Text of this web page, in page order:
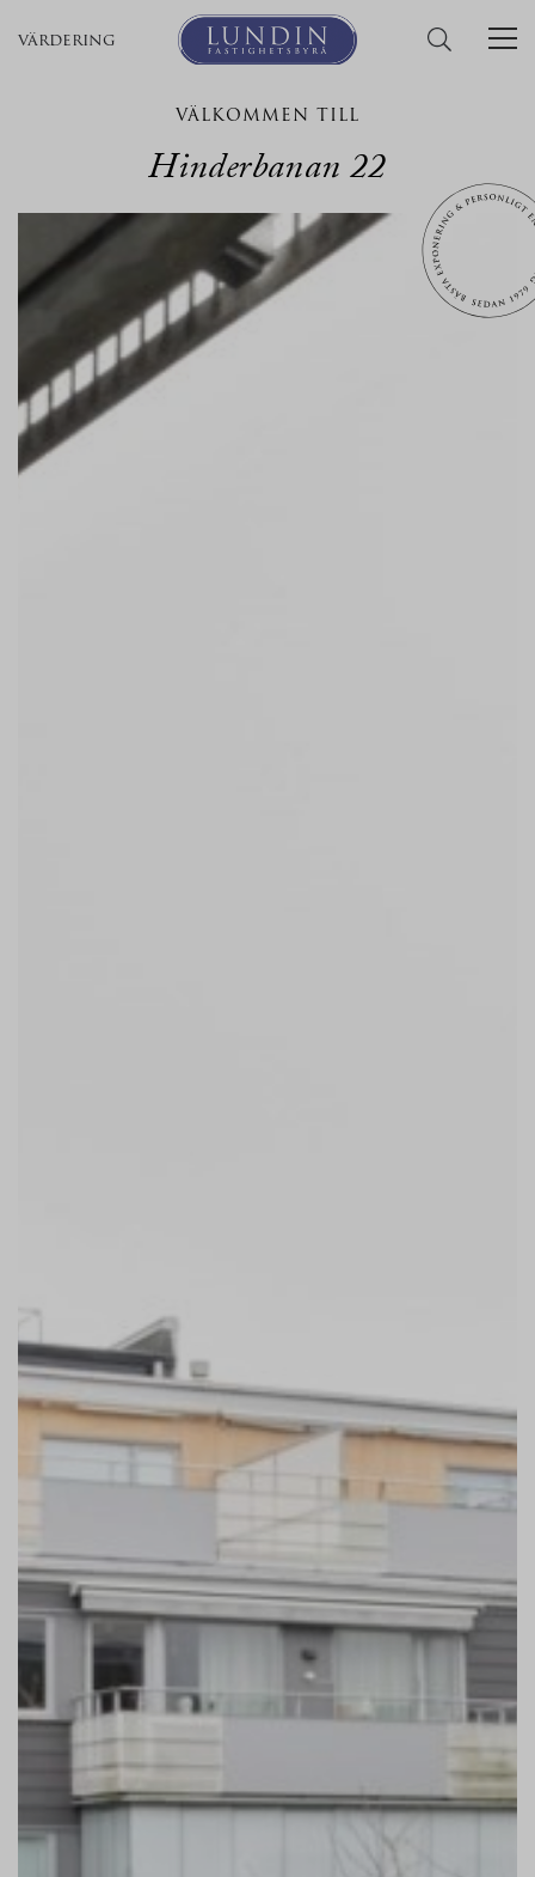
värdering
VÄLKOMMEN TILL
Hinderbanan 22